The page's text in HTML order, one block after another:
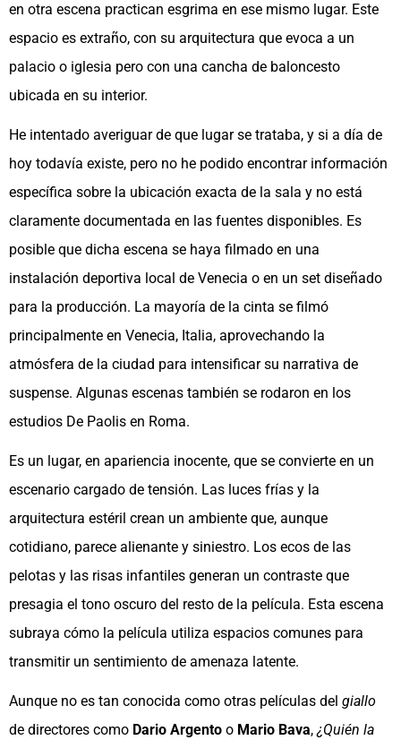
en otra escena practican esgrima en ese mismo lugar. Este
espacio es extraño, con su arquitectura que evoca a un
palacio o iglesia pero con una cancha de baloncesto
ubicada en su interior.
He intentado averiguar de que lugar se trataba, y si a día de
hoy todavía existe, pero no he podido encontrar información
específica sobre la ubicación exacta de la sala y no está
claramente documentada en las fuentes disponibles. Es
posible que dicha escena se haya filmado en una
instalación deportiva local de Venecia o en un set diseñado
para la producción. La mayoría de la cinta se filmó
principalmente en Venecia, Italia, aprovechando la
atmósfera de la ciudad para intensificar su narrativa de
suspense. Algunas escenas también se rodaron en los
estudios De Paolis en Roma.
Es un lugar, en apariencia inocente, que se convierte en un
escenario cargado de tensión. Las luces frías y la
arquitectura estéril crean un ambiente que, aunque
cotidiano, parece alienante y siniestro. Los ecos de las
pelotas y las risas infantiles generan un contraste que
presagia el tono oscuro del resto de la película. Esta escena
subraya cómo la película utiliza espacios comunes para
transmitir un sentimiento de amenaza latente.
Aunque no es tan conocida como otras películas del giallo
de directores como Dario Argento o Mario Bava,¿Quién la